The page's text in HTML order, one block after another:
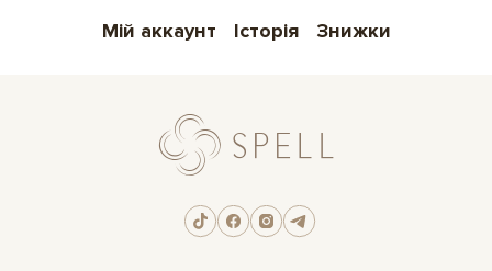
Мій аккаунт Історія Знижки